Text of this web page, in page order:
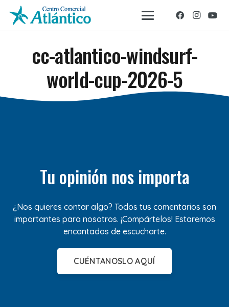
cc-atlantico-windsurf-
world-cup-2026-5
Tu opinión nos importa
¿Nos quieres contar algo? Todos tus comentarios son
importantes para nosotros. ¡Compártelos! Estaremos
encantados de escucharte.
CUÉNTANOSLO AQUÍ